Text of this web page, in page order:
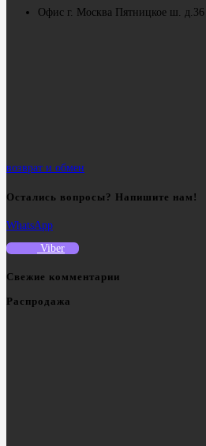
Офис г. Москва Пятницкое ш. д.36
возврат и обмен
Остались вопросы? Напишите нам!
WhatsApp
Viber
Свежие комментарии
Распродажа